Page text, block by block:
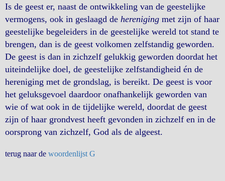
Is de geest er, naast de ontwikkeling van de geestelijke
vermogens, ook in geslaagd de hereniging met zijn of haar
geestelijke begeleiders in de geestelijke wereld tot stand te
brengen, dan is de geest volkomen zelfstandig geworden.
De geest is dan in zichzelf gelukkig geworden doordat het
uiteindelijke doel, de geestelijke zelfstandigheid én de
hereniging met de grondslag, is bereikt. De geest is voor
het geluksgevoel daardoor onafhankelijk geworden van
wie of wat ook in de tijdelijke wereld, doordat de geest
zijn of haar grondvest heeft gevonden in zichzelf en in de
oorsprong van zichzelf, God als de algeest.
terug naar de woordenlijst G